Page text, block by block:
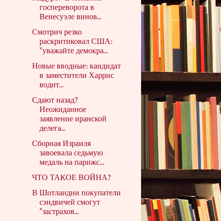
госпереворота в
Венесуэле винов...
Смотрич резко
раскритиковал США:
"уважайте демокра...
Новые вводные: кандидат
в заместители Харрис
водит...
Сдают назад?
Неожиданное
заявление иранской
делега...
Сборная Израиля
завоевала седьмую
медаль на парижс...
ЧТО ТАКОЕ ВОЙНА?
В Шотландии покупатели
сэндвичей смогут
"застрахов...